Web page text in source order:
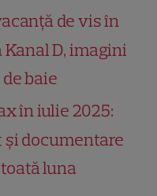
de vis în
Kanal D, imagini
baie
în iulie 2025:
și documentare
luna